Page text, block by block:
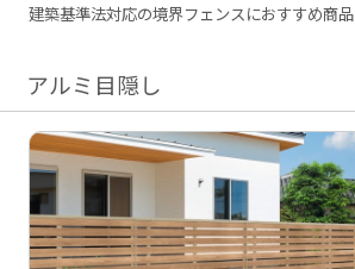
建築基準法対応の境界フェンスにおすすめ商品
アルミ目隠し